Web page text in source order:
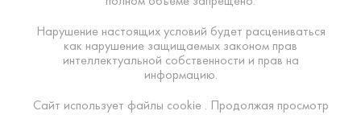
Нарушение настоящих условий будет расцениваться
как нарушение защищаемых законом прав
интеллектуальной собственности и прав на
информацию.
Сайт использует файлы cookie . Продолжая просмотр